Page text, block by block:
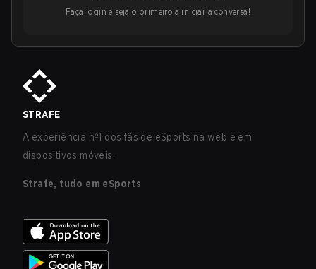
Faça login e seja o primeiro a iniciar a conversa!
STRAFE
A experiência nº1 dos fãs de eSports na web e em
dispositivos móveis.
Strafe, tudo em eSports